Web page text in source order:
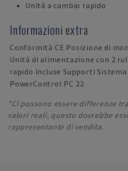
Unità a cambio rapido
Informazioni extra
Conformità CE Posizione di
Unità di alimentazione con 2
rapido incluse Supporti
PowerControl PC 22
*Ci possono essere differenze
valori reali, questo dovrebbe
rappresentante di vendita.